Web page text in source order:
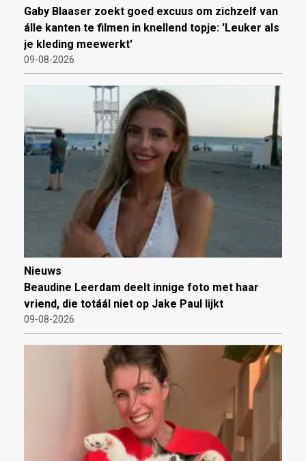
Gaby Blaaser zoekt goed excuus om zichzelf van
álle kanten te filmen in knellend topje: 'Leuker als
je kleding meewerkt'
09-08-2026
Nieuws
Beaudine Leerdam deelt innige foto met haar
vriend, die totáál niet op Jake Paul lijkt
09-08-2026